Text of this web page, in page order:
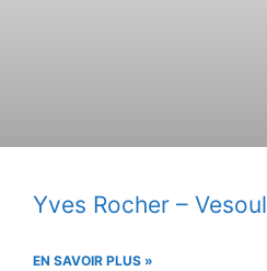
Yves Rocher – Vesoul
EN SAVOIR PLUS »